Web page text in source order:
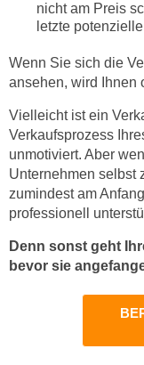
nicht am Preis
letzte
Wenn Sie sich die
ansehen, wird Ihnen
Vielleicht ist ein
Verkaufsprozess
unmotiviert. Aber
Unternehmen selbst
zumindest am
professionell
Denn sonst geht
bevor sie